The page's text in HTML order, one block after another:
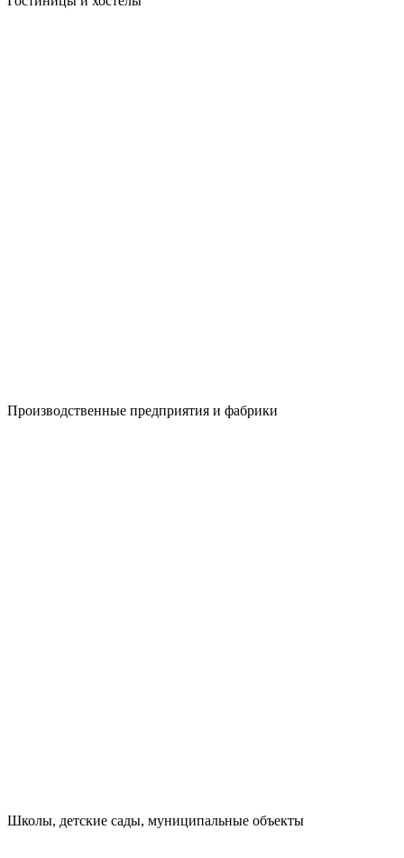
Производственные предприятия и фабрики
Школы, детские сады, муниципальные объекты